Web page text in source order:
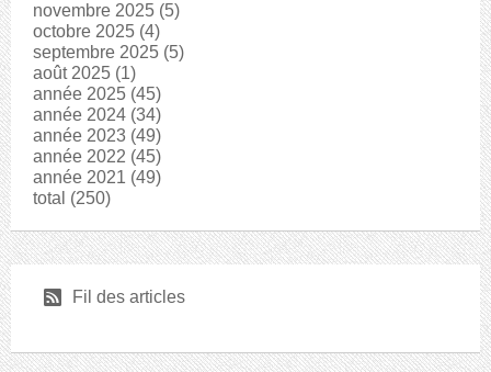
novembre 2025 (5)
octobre 2025 (4)
septembre 2025 (5)
août 2025 (1)
année 2025 (45)
année 2024 (34)
année 2023 (49)
année 2022 (45)
année 2021 (49)
total (250)
r Fil des articles